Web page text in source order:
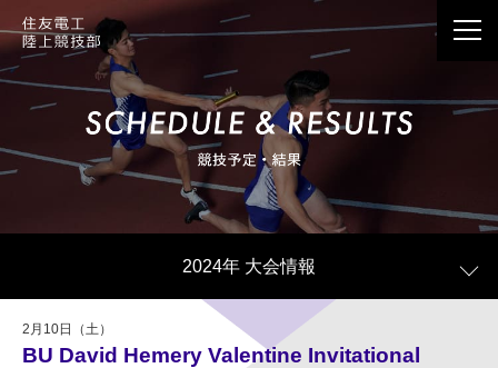
2月10日（土）
BU David Hemery Valentine Invitational
2024年 大会情報
応援メッセージは、Webサイト情報で公開させて
いただくことがございます。
個人情報の記載は避けていただきますようお願い
公開の際、当社の判断で個人情報に当たる記載内
容を一部編集させていただく場合がございます。